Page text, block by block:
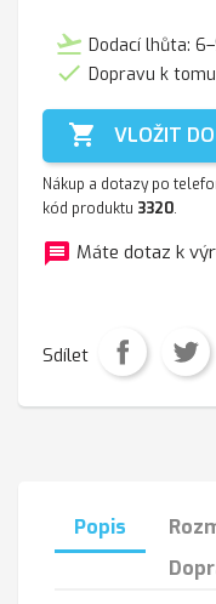
flight_takeoff Dodací lhůta:
 Dopravu k
 VLOŽIT
Nákup a dotazy po
kód produktu 3320.
message Máte dotaz k
Sdílet
Popis